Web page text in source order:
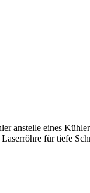
anstelle eines
für tiefe